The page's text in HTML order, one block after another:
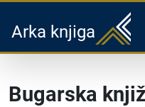
Arka knjiga
Bugarska